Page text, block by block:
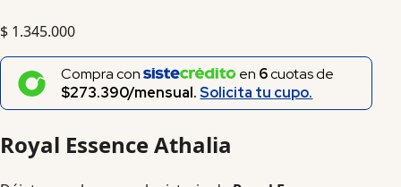
$ 1.345.000
Compra con en 6cuotas de
$273.390/mensual.Solicita tu cupo.
Royal Essence Athalia